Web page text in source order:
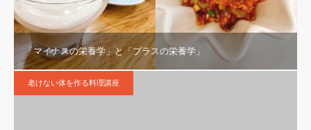
「マイナスの栄養学」と「プラスの栄養学」
老けない体を作る料理講座